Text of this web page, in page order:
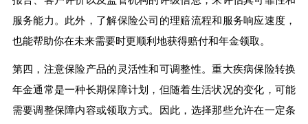
服务能力。此外，了解保险公司的理赔流程和服务响应速度，
也能帮助你在未来需要时更顺利地获得赔付和年金领取。
第四，注意保险产品的灵活性和可调整性。重大疾病保险转换
年金通常是一种长期保障计划，但随着生活状况的变化，可能
需要调整保障内容或领取方式。因此，选择那些允许在一定条